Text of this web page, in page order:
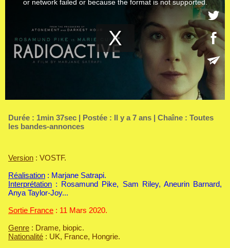
Durée : 1min 37sec | Postée : Il y a 7 ans | Chaîne : Toutes
les bandes-annonces
Version : VOSTF.
Réalisation : Marjane Satrapi.
Interprétation : Rosamund Pike, Sam Riley, Aneurin Barnard,
Anya Taylor-Joy...
Sortie France : 11 Mars 2020.
Genre : Drame, biopic.
Nationalité : UK, France, Hongrie.